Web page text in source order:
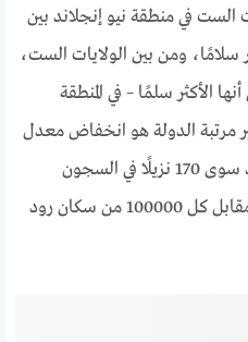
في منطقة نيو إنجلاند بين
سلامًا، ومن بين الولايات الست،
الأكثر سلمًا – في المنطقة
مرتبة الدولة هو انخفاض معدل
الحبس فيها. لا يوجد سوى 170 نزيلًا في السجون
الفيدرالية في الولاية مقابل كل 100000 من سكان رود